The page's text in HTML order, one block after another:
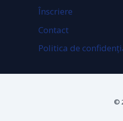
Înscriere
Contact
Politica de
©